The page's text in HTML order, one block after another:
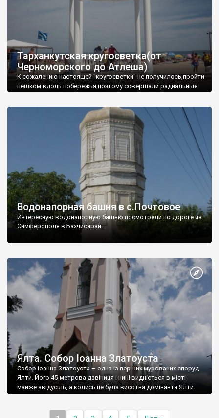
Тарханкутская кругосветка(от
Черноморского до Атлеша)
К сожалению настоящей "кругосветки" не получилось,пройти
пешком вдоль побережья,поэтому совершали радиальные
Водонапорная башня в с.Почтовое
Интересную водонапорную башню посмотрели по дороге из
Симферополя в Бахчисарай.
Ялта. Собор Іоанна Златоуста
Собор Іоанна Златоуста – одна із перших мурованих споруд
Ялти. Його 45-метрова дзвіниця і нині видніється в місті
майже звідусіль, а колись це була висотна домінанта Ялти.